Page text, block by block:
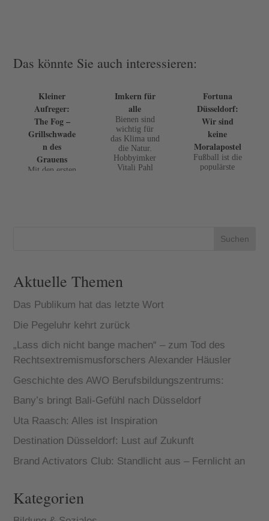
Das könnte Sie auch interessieren:
Kleiner
Aufreger:
The Fog –
Grillschwade
n des
Grauens
Mit den ersten
Imkern für
alle
Bienen sind
wichtig für
das Klima und
die Natur.
Hobbyimker
Vitali Pahl
Fortuna
Düsseldorf:
Wir sind
keine
Moralapostel
Fußball ist die
populärste
Mitgliedern
zählt die
Suchen
Aktuelle Themen
Das Publikum hat das letzte Wort
Die Pegeluhr kehrt zurück
„Lass dich nicht bange machen“ – zum Tod des
Rechtsextremismusforschers Alexander Häusler
Geschichte des AWO Berufsbildungszentrums:
Bany’s bringt Bali-Gefühl nach Düsseldorf
Uta Raasch: Alles ist Inspiration
Destination Düsseldorf: Lust auf Zukunft
Brand Activators Club: Standlicht aus – Fernlicht an
Kategorien